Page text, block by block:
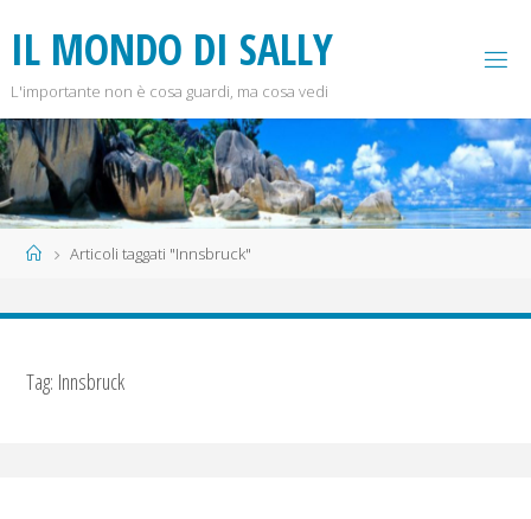
contenuto
IL MONDO DI SALLY
L'importante non è cosa guardi, ma cosa vedi
HomeArticoli taggati "Innsbruck"
Tag: Innsbruck